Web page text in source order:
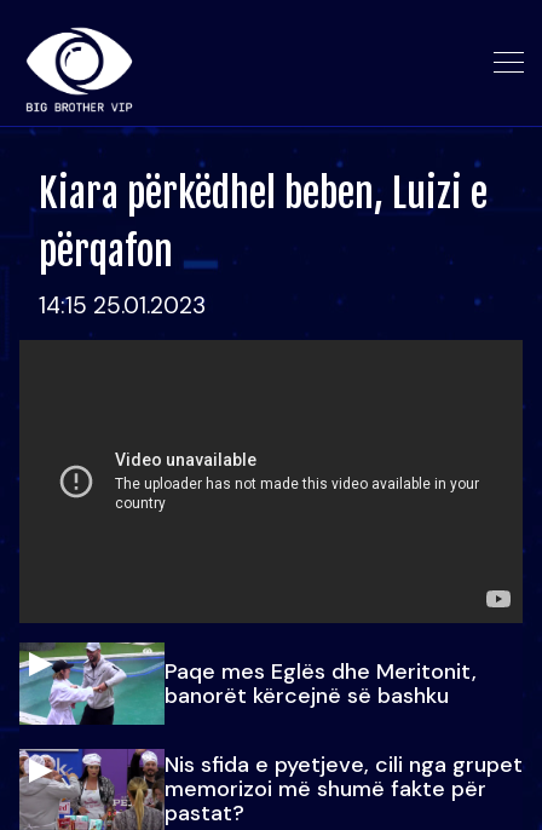
Kiara përkëdhel beben, Luizi e
përqafon
14:15 25.01.2023
Paqe mes Eglës dhe Meritonit,
banorët kërcejnë së bashku
Nis sfida e pyetjeve, cili nga grupet
memorizoi më shumë fakte për
pastat?